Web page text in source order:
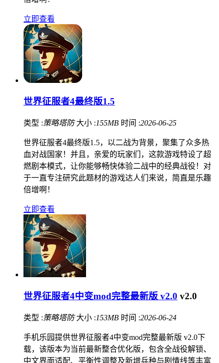
立即查看
世界征服者4最终版1.5
类型 : 策略塔防 大小 :155MB 时间 :2026-06-25
世界征服者4最终版1.5，以二战为背景，聚集了众多热
血对战国家！并且，亲爱的玩家们，这款游戏特设了超
燃剧本模式，让你能够畅快体验二战中的经典战役！对
于一直专注研究此题材的游戏达人们来说，简直是乐趣
倍增啊！
立即查看
世界征服者4中变mod完整最新版 v2.0 v2.0
类型 : 策略塔防 大小 :153MB 时间 :2026-06-24
手机乐园提供世界征服者4中变mod完整最新版 v2.0下
载，该版本为当前最新整合优化版，包含全战役解锁、
中文界面适配、平衡性调整及新增兵种与剧情线等丰富